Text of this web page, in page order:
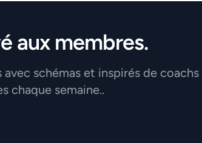
aux membres.
schémas et inspirés de
chaque semaine..